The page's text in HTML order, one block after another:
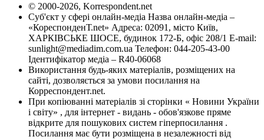
© 2000-2026, Korrespondent.net
Суб'єкт у сфері онлайн-медіа Назва онлайн-медіа –
«КореспонденТ.net» Адреса: 02091, місто Київ,
ХАРКІВСЬКЕ ШОСЕ, будинок 172-Б, офіс 208/1 E-mail:
sunlight@mediadim.com.ua Телефон: 044-205-43-00
Ідентифікатор медіа – R40-06068
Використання будь-яких матеріалів, розміщених на
сайті, дозволяється за умови посилання на
Корреспондент.net.
При копіюванні матеріалів зі сторінки « Новини України
і світу» , для інтернет - видань - обов'язкове пряме
відкрите для пошукових систем гіперпосилання .
Посилання має бути розміщена в незалежності від